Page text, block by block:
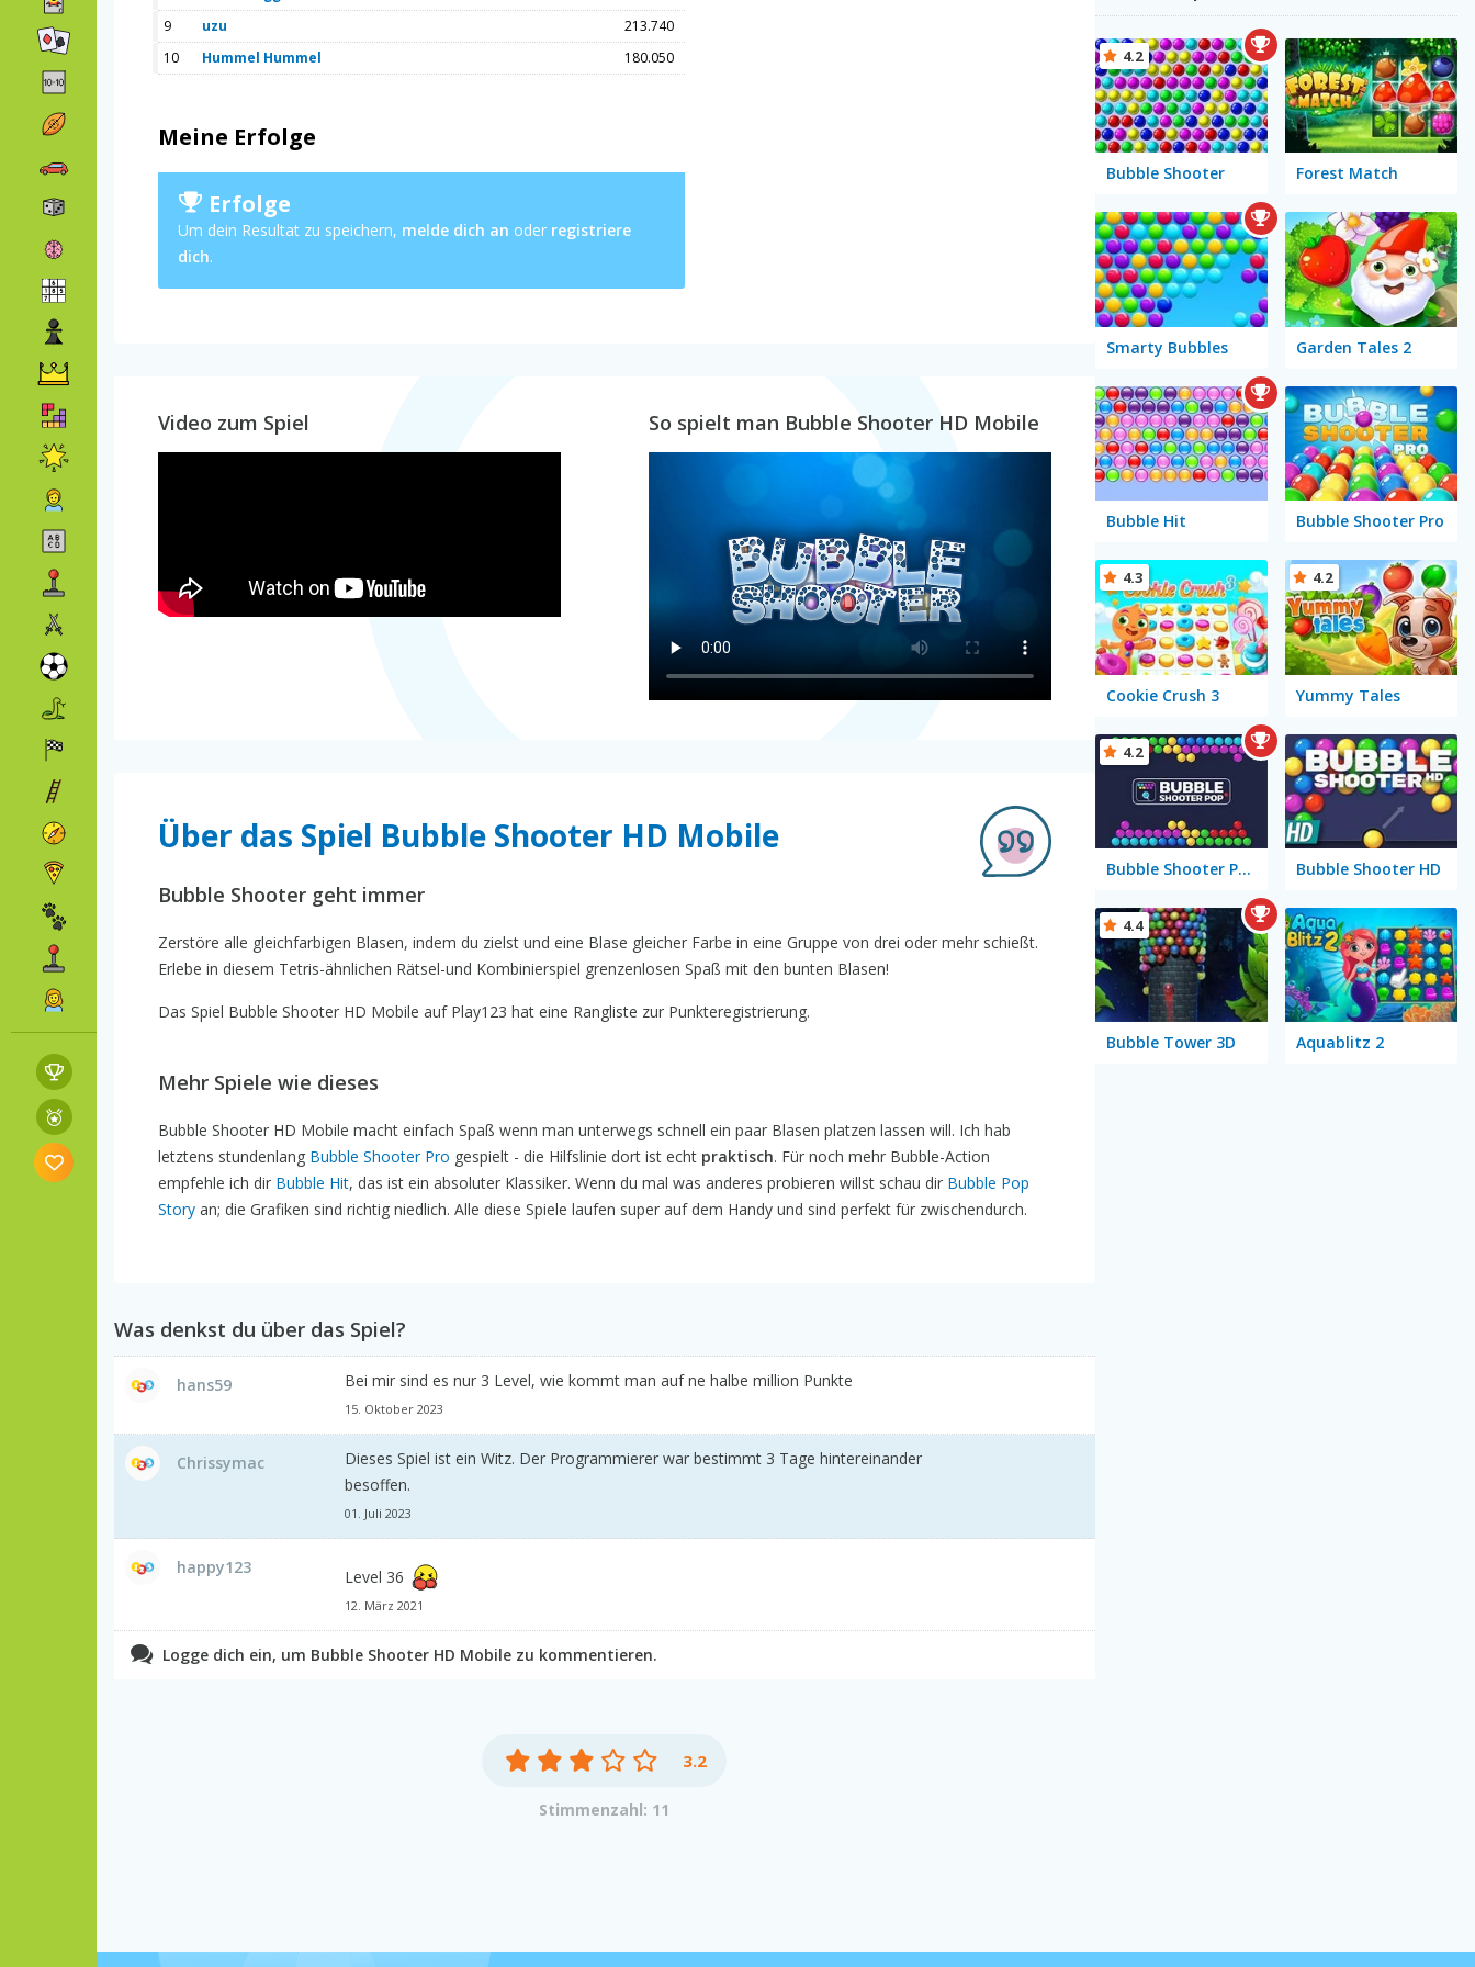
9
uzu
213.740
10
Hummel Hummel 180.050
Meine Erfolge
Erfolge
Um dein Resultat zu speichern, melde dich an oder registriere
dich.
Video zum Spiel So spielt man Bubble Shooter HD Mobile
Über das Spiel Bubble Shooter HD Mobile
Bubble Shooter geht immer
Zerstöre alle gleichfarbigen Blasen, indem du zielst und eine Blase gleicher Farbe in eine Gruppe von drei oder mehr schießt.
Erlebe in diesem Tetris-ähnlichen Rätsel-und Kombinierspiel grenzenlosen Spaß mit den bunten Blasen!
Das Spiel Bubble Shooter HD Mobile auf Play123 hat eine Rangliste zur Punkteregistrierung.
Mehr Spiele wie dieses
Bubble Shooter HD Mobile macht einfach Spaß wenn man unterwegs schnell ein paar Blasen platzen lassen will. Ich hab
letztens stundenlang Bubble Shooter Pro gespielt - die Hilfslinie dort ist echt praktisch. Für noch mehr Bubble-Action
empfehle ich dir Bubble Hit, das ist ein absoluter Klassiker. Wenn du mal was anderes probieren willst schau dir Bubble Pop
Story an; die Grafiken sind richtig niedlich. Alle diese Spiele laufen super auf dem Handy und sind perfekt für zwischendurch.
Was denkst du über das Spiel?
hans59 Bei mir sind es nur 3 Level, wie kommt man auf ne halbe million Punkte
15. Oktober 2023
Chrissymac
Dieses Spiel ist ein Witz. Der Programmierer war bestimmt 3 Tage hintereinander
besoffen.
01. Juli 2023
happy123 Level 36
12. März 2021
Logge dich ein, um Bubble Shooter HD Mobile zu kommentieren.
3.2
Stimmenzahl: 11
Bubble Shooter
4.2
Forest Match
Smarty Bubbles Garden Tales 2
Bubble Hit Bubble Shooter Pro
Cookie Crush 3
4.3
Yummy Tales
4.2
Bubble Shooter Pop
4.2
Bubble Shooter HD
Bubble Tower 3D
4.4
Aquablitz 2